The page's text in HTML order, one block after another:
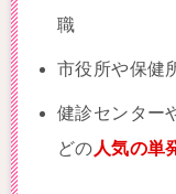
職
市役所や保健
健診センター
どの 人気の単